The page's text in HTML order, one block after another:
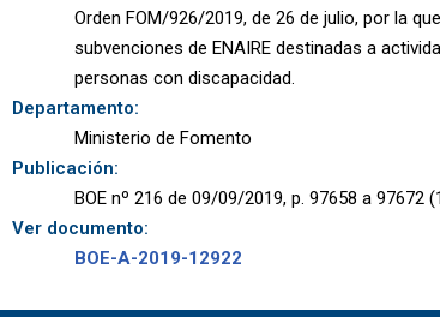
Orden FOM/926/2019, de 26 de julio, por la
subvenciones de ENAIRE destinadas a
personas con discapacidad.
Departamento:
Ministerio de Fomento
Publicación:
BOE nº 216 de 09/09/2019, p. 97658 a 97672
Ver documento:
BOE-A-2019-12922